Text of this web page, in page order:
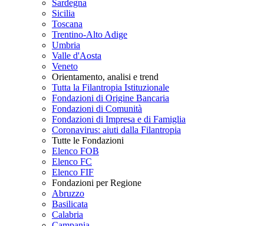
Sardegna
Sicilia
Toscana
Trentino-Alto Adige
Umbria
Valle d'Aosta
Veneto
Orientamento, analisi e trend
Tutta la Filantropia Istituzionale
Fondazioni di Origine Bancaria
Fondazioni di Comunità
Fondazioni di Impresa e di Famiglia
Coronavirus: aiuti dalla Filantropia
Tutte le Fondazioni
Elenco FOB
Elenco FC
Elenco FIF
Fondazioni per Regione
Abruzzo
Basilicata
Calabria